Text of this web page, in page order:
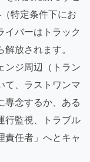
特定条件下にお
イバーはトラック
放されます。
ンジ周辺（トラン
て、ラストワンマ
専念するか、ある
行監視、トラブル
責任者」へとキャ